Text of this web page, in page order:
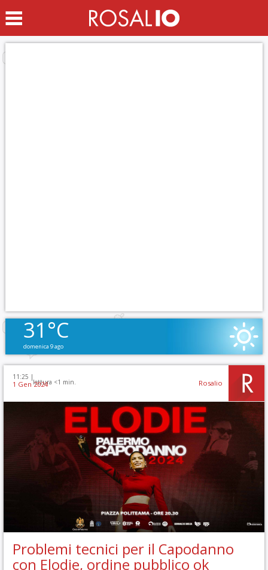
31°C
domenica 9 ago
11:25 |
lettura <1 min.
1 Gen 2024 Rosalio
Problemi tecnici per il Capodanno
con Elodie, ordine pubblico ok